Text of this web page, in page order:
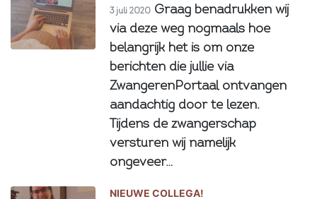
3 juli 2020 Graag benadrukken wij
via deze weg nogmaals hoe
belangrijk het is om onze
berichten die jullie via
ZwangerenPortaal ontvangen
aandachtig door te lezen.
Tijdens de zwangerschap
versturen wij namelijk
ongeveer…
NIEUWE COLLEGA!